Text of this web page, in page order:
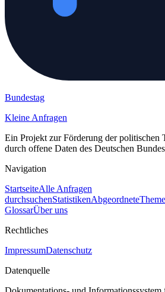
Bundestag
Kleine Anfragen
Ein Projekt zur Förderung der politischen
durch offene Daten des Deutschen
Navigation
StartseiteAlle Anfragen
durchsuchenStatistikenAbgeordnete
GlossarÜber uns
Rechtliches
ImpressumDatenschutz
Datenquelle